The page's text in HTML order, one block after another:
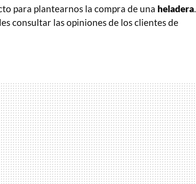
para plantearnos la compra de una heladera.
consultar las opiniones de los clientes de